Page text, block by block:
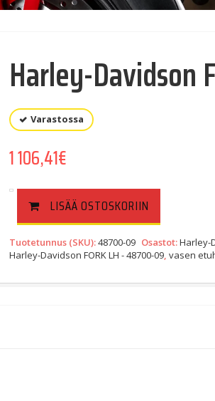
Harley-Davidson
Varastossa
1 106,41€
LISÄÄ OSTOSKORIIN
Tuotetunnus (SKU):48700-09 Osastot:Harley-
Harley-Davidson FORK LH - 48700-09 ,vasen